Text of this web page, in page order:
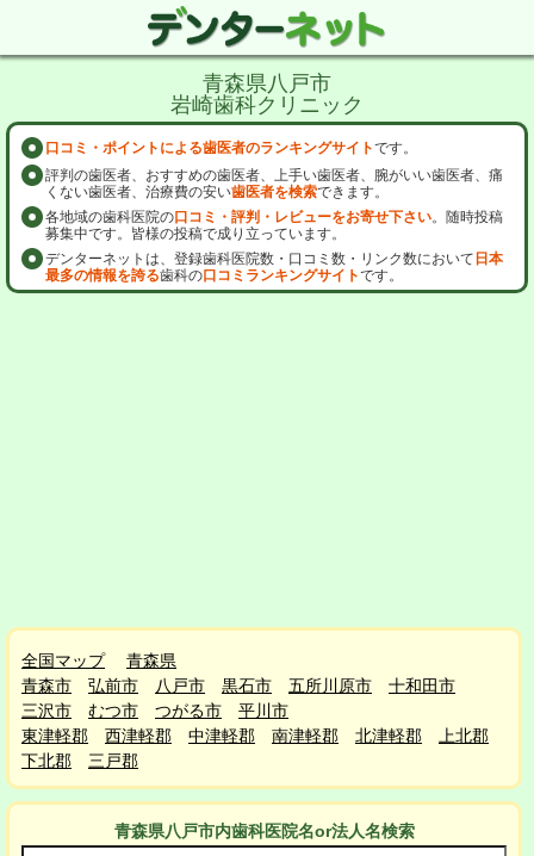
青森県八戸市
岩崎歯科クリニック
口コミ・ポイントによる歯医者のランキングサイトです。
評判の歯医者、おすすめの歯医者、上手い歯医者、腕がいい歯医者、痛
くない歯医者、治療費の安い歯医者を検索できます。
各地域の歯科医院の口コミ・評判・レビューをお寄せ下さい。随時投稿
募集中です。皆様の投稿で成り立っています。
デンターネットは、登録歯科医院数・口コミ数・リンク数において 日本
最多の情報を誇る歯科の口コミランキングサイトです。
全国マップ
青森県
青森市
弘前市 八戸市 黒石市 五所川原市
十和田市
三沢市
むつ市 つがる市
平川市
東津軽郡
西津軽郡 中津軽郡 南津軽郡 北津軽郡
上北郡
下北郡
三戸郡
青森県八戸市内歯科医院名or法人名検索